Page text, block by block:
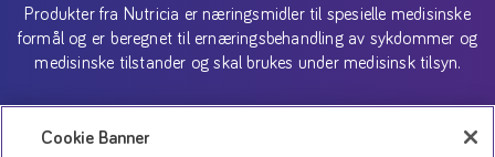
Produkter fra Nutricia er næringsmidler til spesielle medisinske
formål og er beregnet til ernæringsbehandling av sykdommer og
medisinske tilstander og skal brukes under medisinsk tilsyn.
Copyright (C) 2026 Danone AS
Cookie Banner